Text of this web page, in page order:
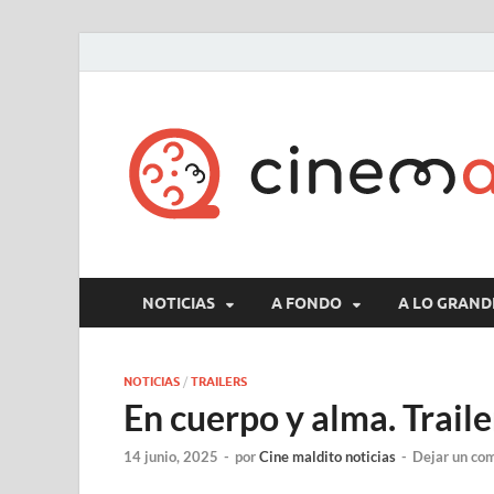
NOTICIAS A FONDO A LO
NOTICIAS / TRAILERS
En cuerpo y alma.
14 junio, 2025 - porCine maldito noticias - Dejar un